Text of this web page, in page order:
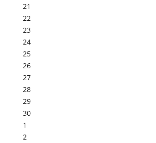
21
22
23
24
25
26
27
28
29
30
1
2